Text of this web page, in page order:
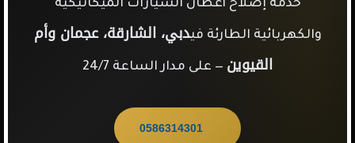
خدمة إصلاح أعطال السيارات الميكانيكية
والكهربائية الطارئة فيدبي، الشارقة، عجمان وأم
القيوين — على مدار الساعة 24/7
0586314301